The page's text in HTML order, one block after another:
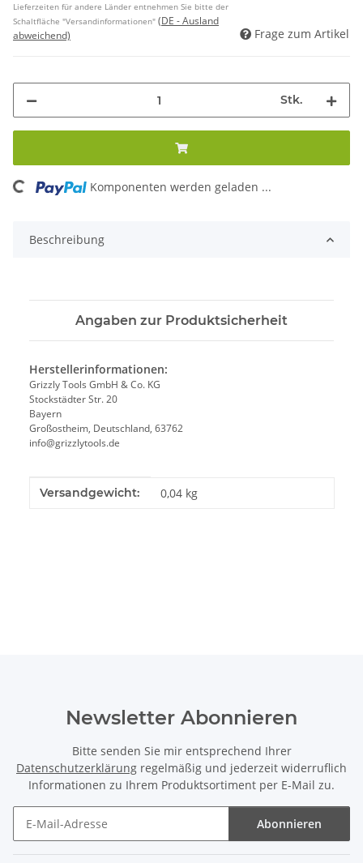
Lieferzeiten für andere Länder entnehmen Sie bitte der
Schaltfläche "Versandinformationen" (DE - Ausland
abweichend)
Frage zum Artikel
Stk.
Loading... Komponenten werden geladen ...
Beschreibung
Angaben zur Produktsicherheit
Herstellerinformationen:
Grizzly Tools GmbH & Co. KG
Stockstädter Str. 20
Bayern
Großostheim, Deutschland, 63762
info@grizzlytools.de
Produkteigenschaft
Wert
Versandgewicht: 0,04 kg
Newsletter Abonnieren
Bitte senden Sie mir entsprechend Ihrer
Datenschutzerklärung regelmäßig und jederzeit widerruflich
Informationen zu Ihrem Produktsortiment per E-Mail zu.
Abonnieren